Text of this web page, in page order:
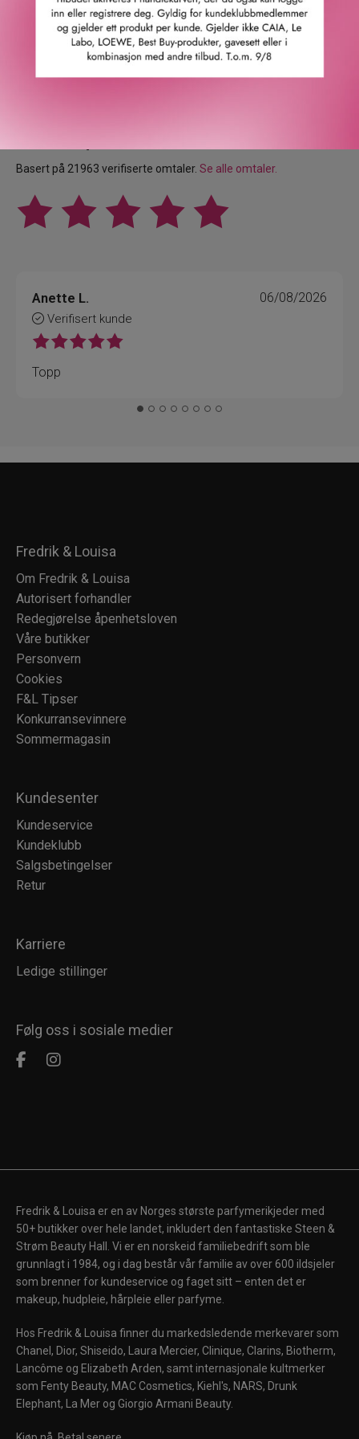
Våre kunder om oss
4.9
Basert på 21963 verifiserte omtaler. Se alle omtaler.
Anette L.
Verifisert kunde
06/08/2026
Topp
Fredrik & Louisa
Om Fredrik & Louisa
Autorisert forhandler
Redegjørelse åpenhetsloven
Våre butikker
Personvern
Cookies
F&L Tipser
Konkurransevinnere
Sommermagasin
Kundesenter
Kundeservice
Kundeklubb
Salgsbetingelser
Retur
Karriere
Ledige stillinger
Følg oss i sosiale medier
Fredrik & Louisa er en av Norges største parfymerikjeder med
50+ butikker over hele landet, inkludert den fantastiske Steen &
Strøm Beauty Hall. Vi er en norskeid familiebedrift som ble
grunnlagt i 1984, og i dag består vår familie av over 600 ildsjeler
som brenner for kundeservice og faget sitt – enten det er
makeup, hudpleie, hårpleie eller parfyme.
Hos Fredrik & Louisa finner du markedsledende merkevarer som
Chanel, Dior, Shiseido, Laura Mercier, Clinique, Clarins, Biotherm,
Lancôme og Elizabeth Arden, samt internasjonale kultmerker
som Fenty Beauty, MAC Cosmetics, Kiehl's, NARS, Drunk
Elephant, La Mer og Giorgio Armani Beauty.